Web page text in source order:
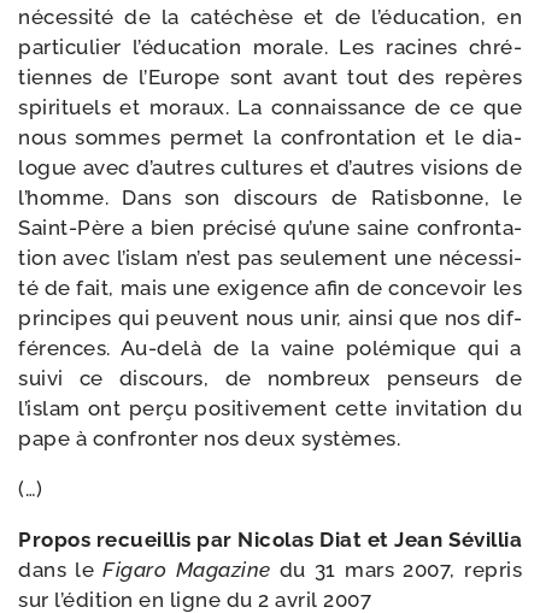
néces­si­té de la caté­chèse et de l’éducation, en
par­ti­cu­lier l’éducation morale. Les racines chré­
tiennes de l’Europe sont avant tout des repères
spi­ri­tuels et moraux. La connais­sance de ce que
nous sommes per­met la confron­ta­tion et le dia­
logue avec d’autres cultures et d’autres visions de
l’homme. Dans son dis­cours de Ratisbonne, le
Saint-​Père a bien pré­ci­sé qu’une saine confron­ta­
tion avec l’islam n’est pas seule­ment une néces­si­
té de fait, mais une exi­gence afin de conce­voir les
prin­cipes qui peuvent nous unir, ain­si que nos dif­
fé­rences. Au-​delà de la vaine polé­mique qui a
sui­vi ce dis­cours, de nom­breux pen­seurs de
l’islam ont per­çu posi­ti­ve­ment cette invi­ta­tion du
pape à confron­ter nos deux systèmes.
(…)
Propos recueillis par Nicolas Diat et Jean Sévillia
dans leFigaro Magazine du 31 mars 2007, repris
sur l’édition en ligne du 2 avril 2007